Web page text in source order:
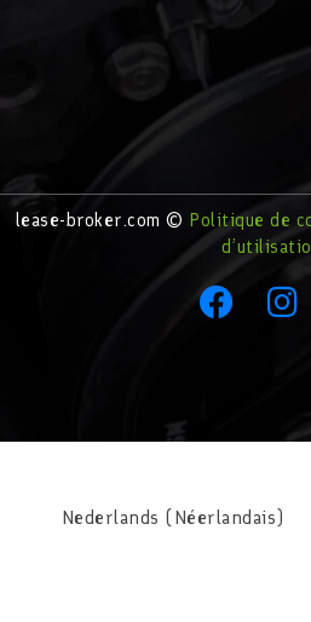
lease-broker.com © Politique de
Nederlands ( Néerlandais)